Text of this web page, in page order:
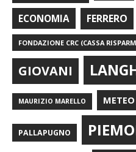
ECONOMIA FERRERO
FONDAZIONE CRC (CASSA
GIOVANI
MAURIZIO MARELLO METEO
PALLAPUGNO